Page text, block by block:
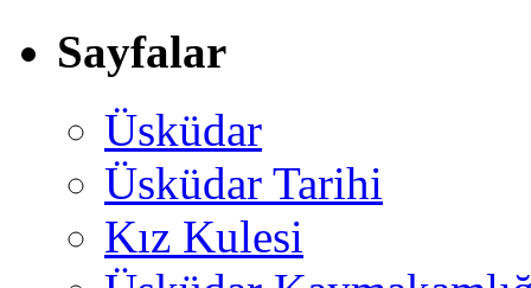
Sayfalar
Üsküdar
Üsküdar Tarihi
Kız Kulesi